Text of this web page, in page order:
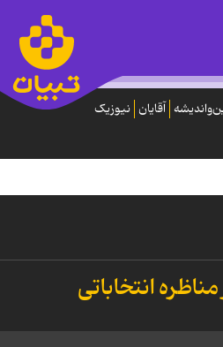
آقایان نیوزیک
انتخاباتی